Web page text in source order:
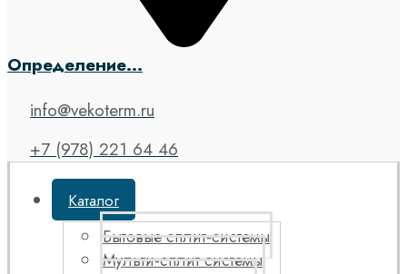
Определение...
info@vekoterm.ru
+7 (978) 221 64 46
Каталог
Бытовые сплит-системы
Мульти-сплит системы